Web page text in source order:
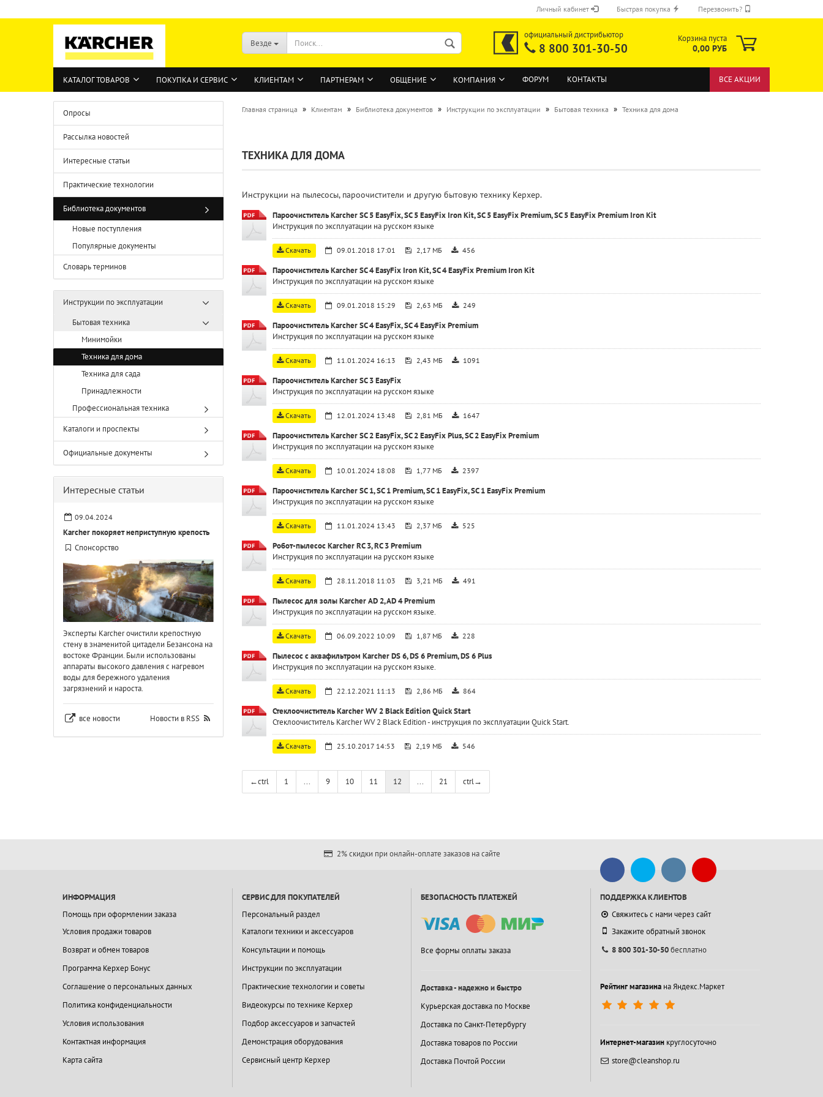
Личный кабинет Быстрая покупка Перезвонить?
Везде
официальный дистрибьютор
8 800 301-30-50
Корзина пуста
0,00 РУБ
КАТАЛОГ ТОВАРОВ ПОКУПКА И СЕРВИС КЛИЕНТАМ ПАРТНЕРАМ ОБЩЕНИЕ КОМПАНИЯ ФОРУМ КОНТАКТЫ ВСЕ АКЦИИ
Главная страница » Клиентам » Библиотека документов » Инструкции по эксплуатации » Бытовая техника » Техника для дома
ТЕХНИКА ДЛЯ ДОМА
Инструкции на пылесосы, пароочистители и другую бытовую технику Керхер.
Пароочиститель Karcher SC 5 EasyFix, SC 5 EasyFix Iron Kit, SC 5 EasyFix Premium, SC 5 EasyFix Premium Iron Kit
Инструкция по эксплуатации на русском языке
Скачать 09.01.2018 17:01 2,17 МБ 456
Пароочиститель Karcher SC 4 EasyFix Iron Kit, SC 4 EasyFix Premium Iron Kit
Инструкция по эксплуатации на русском языке
Скачать 09.01.2018 15:29 2,63 МБ 249
Пароочиститель Karcher SC 4 EasyFix, SC 4 EasyFix Premium
Инструкция по эксплуатации на русском языке
Скачать 11.01.2024 16:13 2,43 МБ 1091
Пароочиститель Karcher SC 3 EasyFix
Инструкция по эксплуатации на русском языке
Скачать 12.01.2024 13:48 2,81 МБ 1647
Пароочиститель Karcher SC 2 EasyFix, SC 2 EasyFix Plus, SC 2 EasyFix Premium
Инструкция по эксплуатации на русском языке
Скачать 10.01.2024 18:08 1,77 МБ 2397
Пароочиститель Karcher SC 1, SC 1 Premium, SC 1 EasyFix, SC 1 EasyFix Premium
Инструкция по эксплуатации на русском языке
Скачать 11.01.2024 13:43 2,37 МБ 525
Робот-пылесос Karcher RC 3, RC 3 Premium
Инструкция по эксплуатации на русском языке
Скачать 28.11.2018 11:03 3,21 МБ 491
Пылесос для золы Karcher АD 2, AD 4 Premium
Инструкция по эксплуатации на русском языке.
Скачать 06.09.2022 10:09 1,87 МБ 228
Пылесос с аквафильтром Karcher DS 6, DS 6 Premium, DS 6 Plus
Инструкция по эксплуатации на русском языке.
Скачать 22.12.2021 11:13 2,86 МБ 864
Стеклоочиститель Karcher WV 2 Black Edition Quick Start
Стеклоочиститель Karcher WV 2 Black Edition - инструкция по эксплуатации Quick Start.
Скачать 25.10.2017 14:53 2,19 МБ 546
←ctrl 1 ... 9 10 11 12 ... 21 ctrl→
Опросы
Рассылка новостей
Интересные статьи
Практические технологии
Библиотека документов
Новые поступления
Популярные документы
Словарь терминов
Инструкции по эксплуатации
Бытовая техника
Минимойки
Техника для дома
Техника для сада
Принадлежности
Профессиональная техника
Каталоги и проспекты
Официальные документы
Интересные статьи
09.04.2024
Karcher покоряет неприступную крепость
Спонсорство
Эксперты Karcher очистили крепостную
стену в знаменитой цитадели Безансона на
востоке Франции. Были использованы
аппараты высокого давления с нагревом
воды для бережного удаления
загрязнений и нароста.
все новости Новости в RSS
2% скидки при онлайн-оплате заказов на сайте
ИНФОРМАЦИЯ
Помощь при оформлении заказа
Условия продажи товаров
Возврат и обмен товаров
Программа Керхер Бонус
Соглашение о персональных данных
Политика конфиденциальности
Условия использования
Контактная информация
Карта сайта
СЕРВИС ДЛЯ ПОКУПАТЕЛЕЙ
Персональный раздел
Каталоги техники и аксессуаров
Консультации и помощь
Инструкции по эксплуатации
Практические технологии и советы
Видеокурсы по технике Керхер
Подбор аксессуаров и запчастей
Демонстрация оборудования
Сервисный центр Керхер
БЕЗОПАСНОСТЬ ПЛАТЕЖЕЙ
Все формы оплаты заказа
Доставка - надежно и быстро
Курьерская доставка по Москве
Доставка по Санкт-Петербургу
Доставка товаров по России
Доставка Почтой России
ПОДДЕРЖКА КЛИЕНТОВ
Свяжитесь с нами через сайт
Закажите обратный звонок
8 800 301-30-50бесплатно
Рейтинг магазинана Яндекс.Маркет
Интернет-магазинкруглосуточно
store@cleanshop.ru